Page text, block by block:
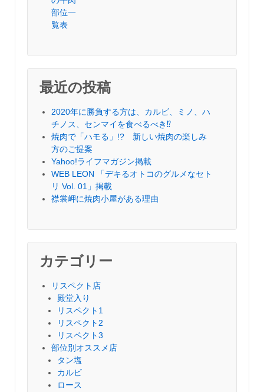
最近の投稿
2020年に勝負する方は、カルビ、ミノ、ハ
チノス、センマイを食べるべき⁉︎
焼肉で「ハモる」!? 新しい焼肉の楽しみ
方のご提案
Yahoo!ライフマガジン掲載
WEB LEON 「デキるオトコのグルメなセト
リ Vol. 01」掲載
襟裳岬に焼肉小屋がある理由
カテゴリー
リスペクト店
殿堂入り
リスペクト1
リスペクト2
リスペクト3
部位別オススメ店
タン塩
カルビ
ロース